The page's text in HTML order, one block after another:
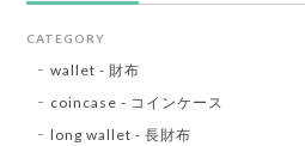
CATEGORY
wallet - 財布
coincase - コインケース
long wallet - 長財布